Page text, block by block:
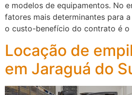
e modelos de equipamentos. No
fatores mais determinantes para
o custo-benefício do contrato é
Locação de
em Jaraguá do